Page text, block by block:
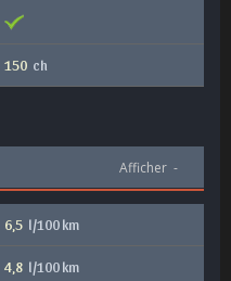
150 ch
Afficher -
6,5 l/100 km
4,8 l/100 km